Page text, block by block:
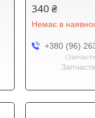
340 ₴
Немає в
+380 (96)